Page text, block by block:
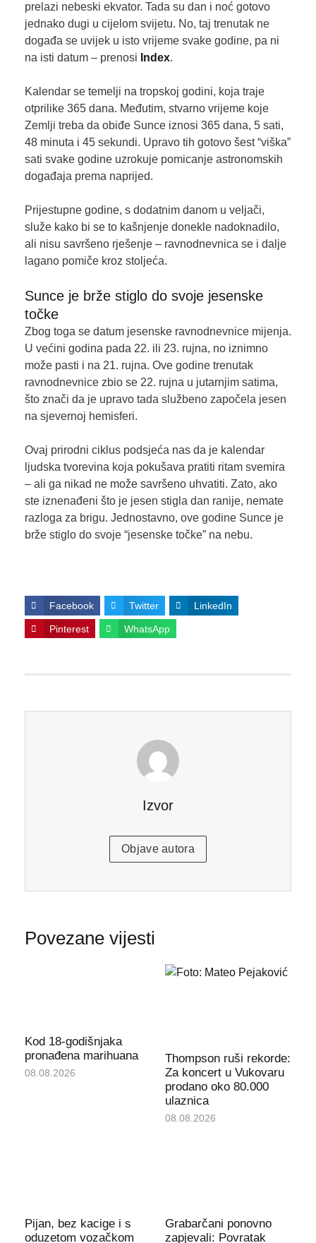
prelazi nebeski ekvator. Tada su dan i noć gotovo
jednako dugi u cijelom svijetu. No, taj trenutak ne
događa se uvijek u isto vrijeme svake godine, pa ni
na isti datum – prenosi Index.
Kalendar se temelji na tropskoj godini, koja traje
otprilike 365 dana. Međutim, stvarno vrijeme koje
Zemlji treba da obiđe Sunce iznosi 365 dana, 5 sati,
48 minuta i 45 sekundi. Upravo tih gotovo šest “viška”
sati svake godine uzrokuje pomicanje astronomskih
događaja prema naprijed.
Prijestupne godine, s dodatnim danom u veljači,
služe kako bi se to kašnjenje donekle nadoknadilo,
ali nisu savršeno rješenje – ravnodnevnica se i dalje
lagano pomiče kroz stoljeća.
Sunce je brže stiglo do svoje jesenske
točke
Zbog toga se datum jesenske ravnodnevnice mijenja.
U većini godina pada 22. ili 23. rujna, no iznimno
može pasti i na 21. rujna. Ove godine trenutak
ravnodnevnice zbio se 22. rujna u jutarnjim satima,
što znači da je upravo tada službeno započela jesen
na sjevernoj hemisferi.
Ovaj prirodni ciklus podsjeća nas da je kalendar
ljudska tvorevina koja pokušava pratiti ritam svemira
– ali ga nikad ne može savršeno uhvatiti. Zato, ako
ste iznenađeni što je jesen stigla dan ranije, nemate
razloga za brigu. Jednostavno, ove godine Sunce je
brže stiglo do svoje “jesenske točke” na nebu.
Facebook Twitter LinkedIn
Pinterest WhatsApp
Izvor
Objave autora
Povezane vijesti
Kod 18-godišnjaka
pronađena marihuana
08.08.2026
Thompson ruši rekorde:
Za koncert u Vukovaru
prodano oko 80.000
ulaznica
08.08.2026
Pijan, bez kacige i s
oduzetom vozačkom
Grabarčani ponovno
zapjevali: Povratak